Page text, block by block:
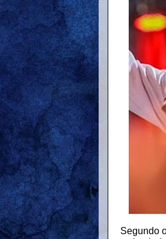
Segundo